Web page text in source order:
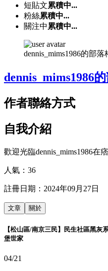
短貼文累積中...
粉絲累積中...
關注中 累積中...
dennis_mims1986的部
dennis_mims1986
作者聯絡方式
自我介紹
歡迎光臨dennis_mims1986在
人氣： 36
註冊日期： 2024年09月27日
文章 關於
【松山區/南京三民】民生社區黑灰
堡世家
04/21